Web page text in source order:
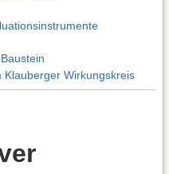
Wirkungskreis